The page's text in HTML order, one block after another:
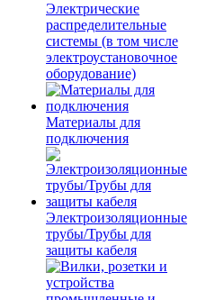
Электрические
распределительные
системы (в том числе
электроустановочное
оборудование)
Материалы для
подключения
Электроизоляционные
трубы/Трубы для
защиты кабеля